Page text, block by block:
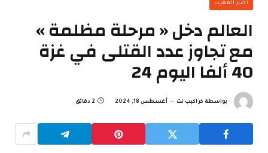
اخبار المغرب
العالم دخل « مرحلة مظلمة »
مع تجاوز عدد القتلى في غزة
40 ألفا اليوم 24
بواسطة كراكيب نت أغسطس 18, 2024 2 دقائق